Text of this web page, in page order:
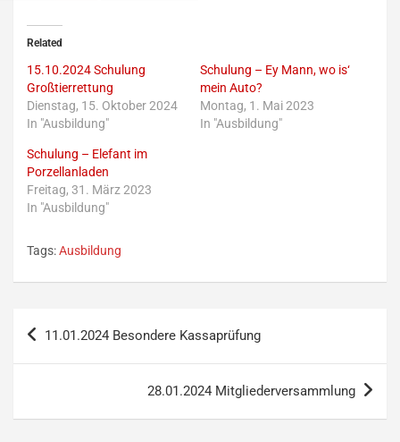
Related
15.10.2024 Schulung
Großtierrettung
Dienstag, 15. Oktober 2024
In "Ausbildung"
Schulung – Ey Mann, wo is‘
mein Auto?
Montag, 1. Mai 2023
In "Ausbildung"
Schulung – Elefant im
Porzellanladen
Freitag, 31. März 2023
In "Ausbildung"
Tags:Ausbildung
Beitragsnavigation
11.01.2024 Besondere Kassaprüfung
28.01.2024 Mitgliederversammlung